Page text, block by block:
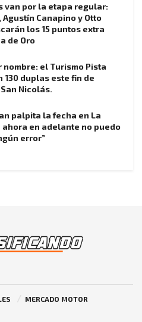
van por la etapa regular:
Canapino y Otto
los 15 puntos extra
de Oro
nombre: el Turismo Pista
130 duplas este fin de
Nicolás.
palpita la fecha en La
ahora en adelante no puedo
error”
MERCADO MOTOR